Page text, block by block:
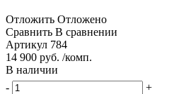
Отложить Отложено
Сравнить В сравнении
Артикул 784
14 900 руб. /комп.
В наличии
-
+